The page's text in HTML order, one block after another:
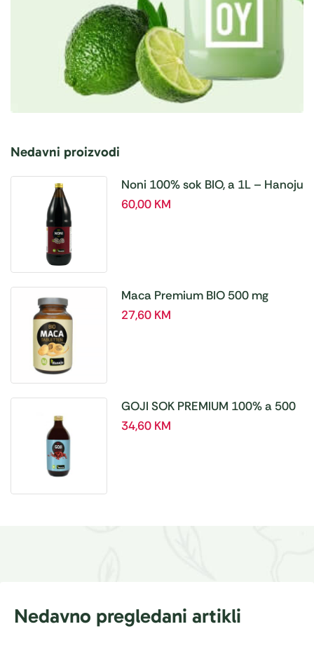
Nedavni proizvodi
Noni 100% sok BIO, a 1L – Hanoju
60,00 KM
Maca Premium BIO 500 mg
tablete, a180 tbl – Hanoju
27,60 KM
GOJI SOK PREMIUM 100% a 500
ml
34,60 KM
Nedavno pregledani artikli